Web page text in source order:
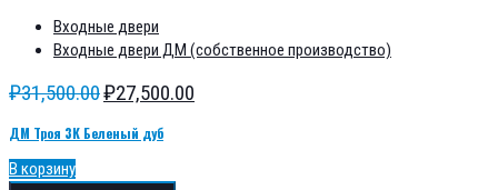
Входные двери
Входные двери ДМ (собственное производство)
₽31,500.00₽27,500.00
ДМ Троя 3К Беленый дуб
В корзину